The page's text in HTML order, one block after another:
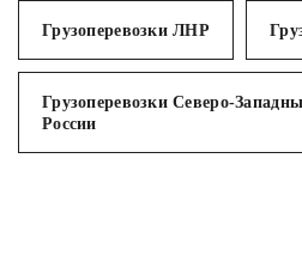
Грузоперевозки ЛНР
Грузоперевозки Северо-
России